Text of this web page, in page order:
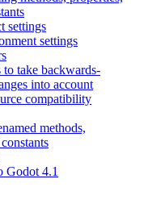
settings
settings
take backwards-
into account
compatibility
methods,
Godot 4.1